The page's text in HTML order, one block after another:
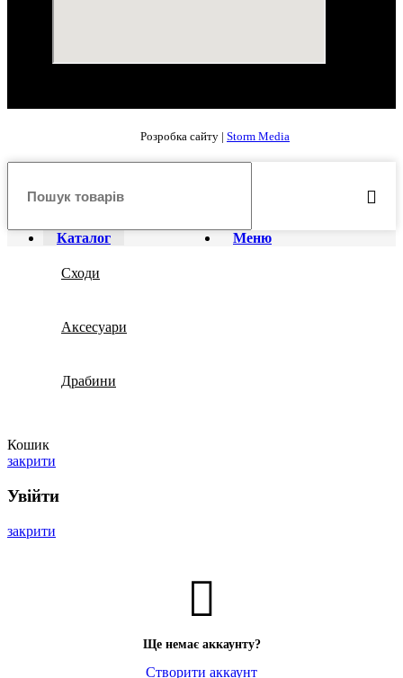
Розробка сайту | Storm Media
Меню
Каталог
Сходи
Аксесуари
Драбини
Кошик
закрити
Увійти
закрити
Ще немає аккаунту?
Створити аккаунт